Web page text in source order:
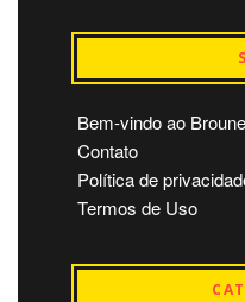
Bem-vindo ao
Contato
Política de
Termos de Uso